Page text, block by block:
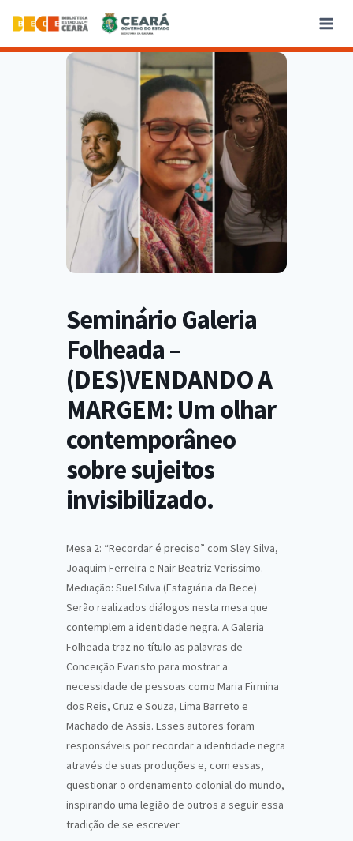
Seminário Galeria
Folheada –
(DES)VENDANDO A
MARGEM: Um olhar
contemporâneo
sobre sujeitos
invisibilizado.
Mesa 2: “Recordar é preciso” com Sley Silva,
Joaquim Ferreira e Nair Beatriz Verissimo.
Mediação: Suel Silva (Estagiária da Bece)
Serão realizados diálogos nesta mesa que
contemplem a identidade negra. A Galeria
Folheada traz no título as palavras de
Conceição Evaristo para mostrar a
necessidade de pessoas como Maria Firmina
dos Reis, Cruz e Souza, Lima Barreto e
Machado de Assis. Esses autores foram
responsáveis por recordar a identidade negra
através de suas produções e, com essas,
questionar o ordenamento colonial do mundo,
inspirando uma legião de outros a seguir essa
tradição de se escrever.